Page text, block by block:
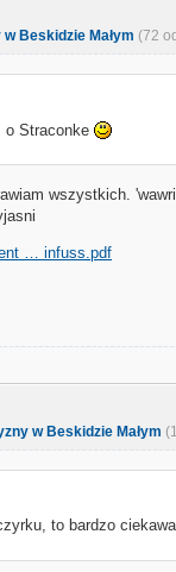
Beskidzie Małym (72
o Straconke
wszystkich.
… infuss.pdf
w Beskidzie Małym
to bardzo